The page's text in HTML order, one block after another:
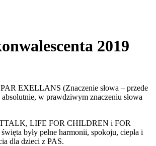
2019
EXELLANS (Znaczenie słowa – przede
w prawdziwym znaczeniu słowa
LIFE FOR CHILDREN i FOR
były pełne harmonii, spokoju, ciepła i
dla dzieci z PAS.